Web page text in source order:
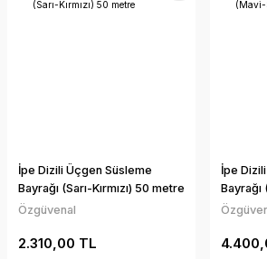
İpe Dizili Üçgen Süsleme
Bayrağı (Sarı-Kırmızı) 50 metre
Özgüvenal
2.310,00 TL
İpe
Bayrağı